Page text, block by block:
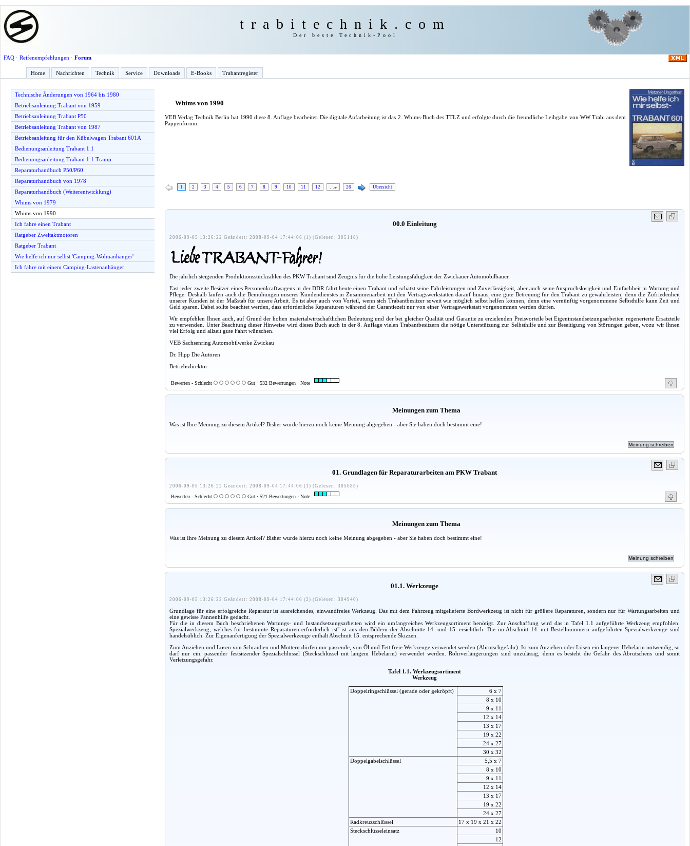
trabitechnik.com
Der beste Technik-Pool
FAQ· Reifenempfehlungen · Forum
Home Nachrichten Technik Service Downloads E-Books Trabantregister
Technische Änderungen von 1964 bis 1980
Betriebsanleitung Trabant von 1959
Betriebsanleitung Trabant P50
Betriebsanleitung Trabant von 1987
Betriebsanleitung für den Kübelwagen Trabant 601A
Bedienungsanleitung Trabant 1.1
Bedienungsanleitung Trabant 1.1 Tramp
Reparaturhandbuch P50/P60
Reparaturhandbuch von 1978
Reparaturhandbuch (Weiterentwicklung)
Whims von 1979
Whims von 1990
Ich fahre einen Trabant
Ratgeber Zweitaktmotoren
Ratgeber Trabant
Wie helfe ich mir selbst 'Camping-Wohnanhänger'
Ich fahre mit einem Camping-Lastenanhänger
Whims von 1990
VEB Verlag Technik Berlin hat 1990 diese 8. Auflage bearbeitet. Die digitale Aufarbeitung ist das 2. Whims-Buch des TTLZ und erfolgte durch die freundliche Leihgabe von WW Trabi aus dem
Pappenforum.
1 2 3 4 5 6 7 8 9 10 11 12 … 26 Übersicht
00.0 Einleitung
2006-09-05 13:26:22 Geändert: 2008-09-04 17:44:06 (1) (Gelesen: 305118)
Die jährlich steigenden Produktionsstückzahlen des PKW Trabant sind Zeugnis für die hohe Leistungsfähigkeit der Zwickauer Automobilbauer.
Fast jeder zweite Besitzer eines Personenkraftwagens in der DDR fährt heute einen Trabant und schätzt seine Fahrleistungen und Zuverlässigkeit, aber auch seine Anspruchslosigkeit und Einfachheit in Wartung und
Pflege. Deshalb laufen auch die Bemühungen unseres Kundendienstes in Zusammenarbeit mit den Vertragswerkstätten darauf hinaus, eine gute Betreuung für den Trabant zu gewährleisten, denn die Zufriedenheit
unserer Kunden ist der Maßstab für unsere Arbeit. Es ist aber auch von Vorteil, wenn sich Trabantbesitzer soweit wie möglich selbst helfen können, denn eine vernünftig vorgenommene Selbsthilfe kann Zeit und
Geld sparen. Dabei sollte beachtet werden, dass erforderliche Reparaturen während der Garantiezeit nur von einer Vertragswerkstatt vorgenommen werden dürfen.
Wir empfehlen Ihnen auch, auf Grund der hohen materialwirtschaftlichen Bedeutung und der bei gleicher Qualität und Garantie zu erzielenden Preisvorteile bei Eigeninstandsetzungsarbeiten regenerierte Ersatzteile
zu verwenden. Unter Beachtung dieser Hinweise wird dieses Buch auch in der 8. Auflage vielen Trabantbesitzern die nötige Unterstützung zur Selbsthilfe und zur Beseitigung von Störungen geben, wozu wir Ihnen
viel Erfolg und allzeit gute Fahrt wünschen.
VEB Sachsenring Automobilwerke Zwickau
Dr. Hipp Die Autoren
Betriebsdirektor
Bewerten - Schlecht Gut · 532 Bewertungen · Note
Meinungen zum Thema
Was ist Ihre Meinung zu diesem Artikel? Bisher wurde hierzu noch keine Meinung abgegeben - aber Sie haben doch bestimmt eine!
01. Grundlagen für Reparaturarbeiten am PKW Trabant
2006-09-05 13:26:22 Geändert: 2008-09-04 17:44:06 (1) (Gelesen: 305085)
Bewerten - Schlecht Gut · 521 Bewertungen · Note
Meinungen zum Thema
Was ist Ihre Meinung zu diesem Artikel? Bisher wurde hierzu noch keine Meinung abgegeben - aber Sie haben doch bestimmt eine!
01.1. Werkzeuge
2006-09-05 13:26:22 Geändert: 2008-09-04 17:44:06 (2) (Gelesen: 304940)
Grundlage für eine erfolgreiche Reparatur ist ausreichendes, einwandfreies Werkzeug. Das mit dem Fahrzeug mitgelieferte Bordwerkzeug ist nicht für größere Reparaturen, sondern nur für Wartungsarbeiten und
eine gewisse Pannenhilfe gedacht.
Für die in diesem Buch beschriebenen Wartungs- und Instandsetzungsarbeiten wird ein umfangreiches Werkzeugsortiment benötigt. Zur Anschaffung wird das in Tafel 1.1 aufgeführte Werkzeug empfohlen.
Spezialwerkzeug, welches für bestimmte Reparaturen erforderlich ist" ist aus den Bildern der Abschnitte 14. und 15. ersichtlich. Die im Abschnitt 14. mit Bestellnummern aufgeführten Spezialwerkzeuge sind
handelsüblich. Zur Eigenanfertigung der Spezialwerkzeuge enthält Abschnitt 15. entsprechende Skizzen.
Zum Anziehen und Lösen von Schrauben und Muttern dürfen nur passende, von Öl und Fett freie Werkzeuge verwendet werden (Abrutschgefahr). Ist zum Anziehen oder Lösen ein längerer Hebelarm notwendig, so
darf nur ein. passender festsitzender Spezialschlüssel (Steckschlüssel mit langem Hebelarm) verwendet werden. Rohrverlängerungen sind unzulässig, denn es besteht die Gefahr des Abrutschens und somit
Verletzungsgefahr.
Tafel 1.1. Werkzeugsortiment
Werkzeug
Doppelringschlüssel (gerade oder gekröpft)
6 x 7
8 x 10
9 x 11
12 x 14
13 x 17
19 x 22
24 x 27
30 x 32
Doppelgabelschlüssel
5,5 x 7
8 x 10
9 x 11
12 x 14
13 x 17
19 x 22
24 x 27
Radkreuzschlüssel
17 x 19 x 21 x 22
Steckschlüsseleinsatz
10
12